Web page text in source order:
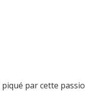
par cette